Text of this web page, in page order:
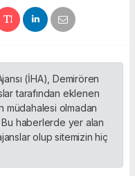
(İHA), Demirören
tarafından eklenen
müdahalesi olmadan
haberlerde yer alan
olup sitemizin hiç